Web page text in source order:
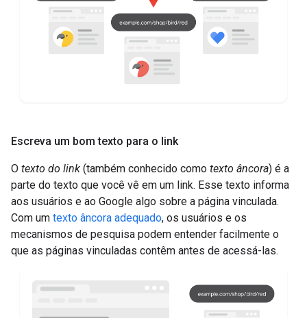
Escreva um bom texto para o link
O texto do link (também conhecido como texto âncora) é a
parte do texto que você vê em um link. Esse texto informa
aos usuários e ao Google algo sobre a página vinculada.
Com um texto âncora adequado, os usuários e os
mecanismos de pesquisa podem entender facilmente o
que as páginas vinculadas contêm antes de acessá-las.